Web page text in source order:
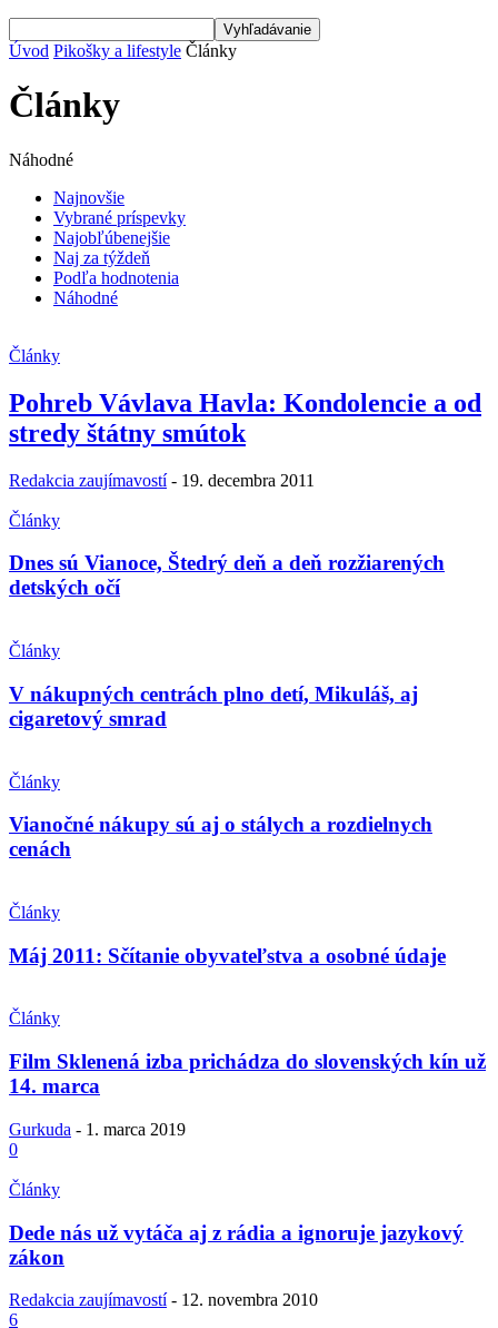
Úvod Pikošky a lifestyle Články
Články
Náhodné
Najnovšie
Vybrané príspevky
Najobľúbenejšie
Naj za týždeň
Podľa hodnotenia
Náhodné
Články
Pohreb Vávlava Havla: Kondolencie a od
stredy štátny smútok
Redakcia zaujímavostí - 19. decembra 2011
Články
Dnes sú Vianoce, Štedrý deň a deň rozžiarených
detských očí
Články
V nákupných centrách plno detí, Mikuláš, aj
cigaretový smrad
Články
Vianočné nákupy sú aj o stálych a rozdielnych
cenách
Články
Máj 2011: Sčítanie obyvateľstva a osobné údaje
Články
Film Sklenená izba prichádza do slovenských kín už
14. marca
Gurkuda - 1. marca 2019
0
Články
Dede nás už vytáča aj z rádia a ignoruje jazykový
zákon
Redakcia zaujímavostí - 12. novembra 2010
6